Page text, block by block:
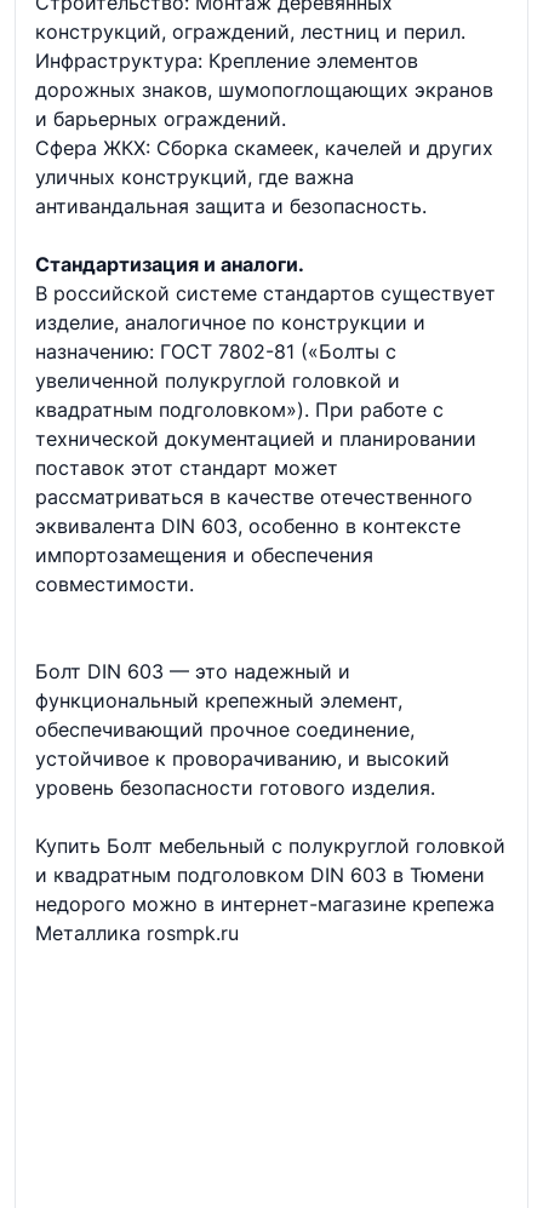
конструкций, ограждений, лестниц и перил.
Инфраструктура: Крепление элементов
дорожных знаков, шумопоглощающих экранов
и барьерных ограждений.
Сфера ЖКХ: Сборка скамеек, качелей и других
уличных конструкций, где важна
антивандальная защита и безопасность.
Стандартизация и аналоги.
В российской системе стандартов существует
изделие, аналогичное по конструкции и
назначению: ГОСТ 7802-81 («Болты с
увеличенной полукруглой головкой и
квадратным подголовком»). При работе с
технической документацией и планировании
поставок этот стандарт может
рассматриваться в качестве отечественного
эквивалента DIN 603, особенно в контексте
импортозамещения и обеспечения
совместимости.
Болт DIN 603 — это надежный и
функциональный крепежный элемент,
обеспечивающий прочное соединение,
устойчивое к проворачиванию, и высокий
уровень безопасности готового изделия.
Купить Болт мебельный с полукруглой головкой
и квадратным подголовком DIN 603 в Тюмени
недорого можно в интернет-магазине крепежа
Металлика rosmpk.ru